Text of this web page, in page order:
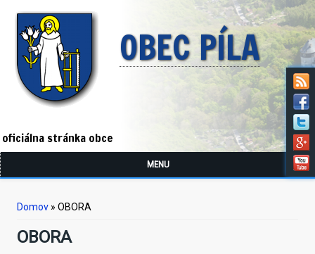
OBEC PÍLA
oficiálna stránka obce
MENU
Nachádzate sa tu
Domov » OBORA
OBORA